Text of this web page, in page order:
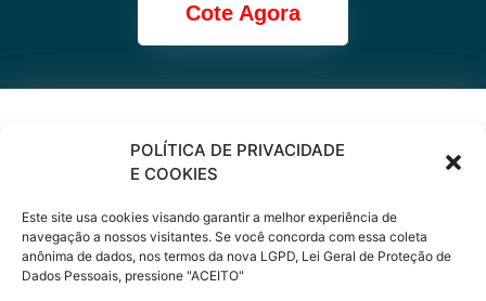
POLÍTICA DE PRIVACIDADE
E COOKIES
Este site usa cookies visando garantir a melhor experiência de
navegação a nossos visitantes. Se você concorda com essa coleta
anônima de dados, nos termos da nova LGPD, Lei Geral de Proteção de
Dados Pessoais, pressione "ACEITO"
Cote Agora
Cote online ou
peça via
WhatsApp